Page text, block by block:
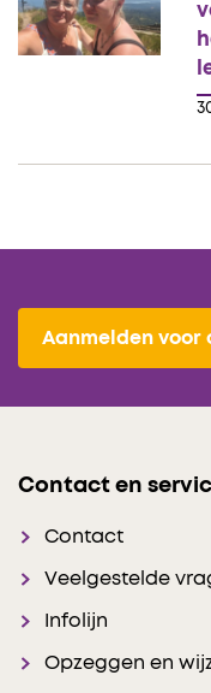
Aanmelden voor
Contact en
Contact
Veelgestelde
Infolijn
Opzeggen en